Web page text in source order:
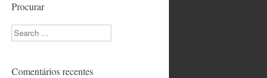
Procurar
Search
Comentários recentes